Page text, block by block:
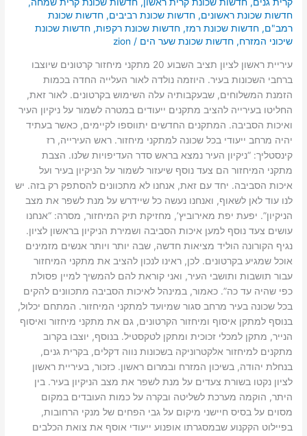
חדשות שכונת ראשונים,חדשות שכונת רביבים,חדשות שכונת
רמב"ם,חדשות שכונת רמז,חדשות שכונת רקפות,חדשות שכונת
שיכוני המזרח,חדשות שכונת שער הים /
zion
עיריית ראשון לציון תציב השבוע 20 מתקני מיחזור קרטונים שיוצבו
ברחבי השכונות בעיר. היוזמה נולדה לאור העלייה החדה בכמות
הזמנת המשלוחים, שבעקבותיה עלה השימוש בקרטונים. לאור זאת,
החליטו בעירייה להציב מתקנים ייעודים במטרה לשמור על ניקיון העיר
ואיכות הסביבה. המתקנים החדשים יתווספו לקיימים, כאשר בעתיד
יהיה מרחב ייעודי בכל שכונה למתקני מיחזור. ראש העירייה, רז
קינסטליך: “ניקיון העיר נמצא בראש סדר העדיפויות שלנו. הצבת
מתקני המיחזור הם צעד נוסף שיעזור לשמור על הניקיון בעיר ועל
איכות הסביבה. יחד עם זאת, אנחנו לא מתכוונים להסתפק רק בזה. יש
לנו עוד לאן לשאוף, ואנחנו נעשה כל שיידרש על מנת לשפר את מצב
הניקיון”. יפעת יפת מאירוביץ’, מחזיקת תיק המיחזור, מסרה: “אנחנו
עושים צעד נוסף למען איכות הסביבה ושמירת הניקיון בראשון לציון.
נגיף הקורונה הוליד מציאות חדשה, שבה יותר ויותר אנשים מזמינים
אוכל שמגיע בקרטונים. לכן, ראינו לנכון להציב את מתקני המיחזור
עבור תושבות ותושבי העיר, ואני קוראת להם להמשיך למיין פסולת
כפי שהיה עד כה”. כאמור, במינהל לאיכות הסביבה מתכוונים להקים
בכל שכונה בעיר מרחב סגור שמיועד למתקני המיחזור. המתחם יכלול,
בנוסף למתקן איסוף ומיחזור הקרטונים, גם את מתקני מיחזור ואיסוף
הנייר, מתקן למכלי זכוכית ומתקן לטקסטיל. בנוסף, יוצבו בקרוב
מתקנים למיחזור אלקטרוניקה בשכונות נווה דקלים, בקרית גנים,
בנחלת יהודה, בשיכון המזרח ובמרום ראשון. כזכור, בעיריית ראשון
לציון נקטו בשורת צעדים על מנת לשפר את מצב הניקיון בעיר. בין
היתר, הוקמה מערכת לשליטה ובקרה על כמות העובדים במקום
מסוים על בסיס חיישני מיקום על גבי הפחים של מנקי הרחובות,
בפיילוט הקקנוע שבמסגרתו אופנוע ייעודי אוסף את צואת הכלבים